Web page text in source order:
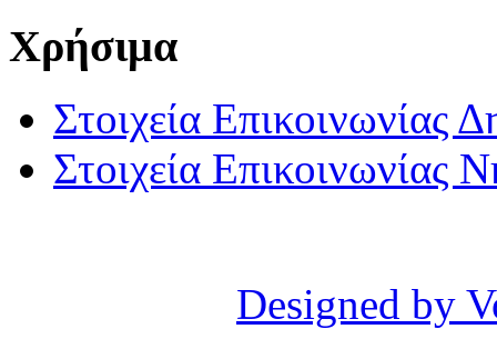
Χρήσιμα
Στοιχεία Επικοινωνίας
Στοιχεία Επικοινωνίας
Designed by